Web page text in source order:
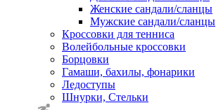
Женские сандали/сланцы
Мужские сандали/сланцы
Кроссовки для тенниса
Волейбольные кроссовки
Борцовки
Гамаши, бахилы, фонарики
Ледоступы
Шнурки, Стельки